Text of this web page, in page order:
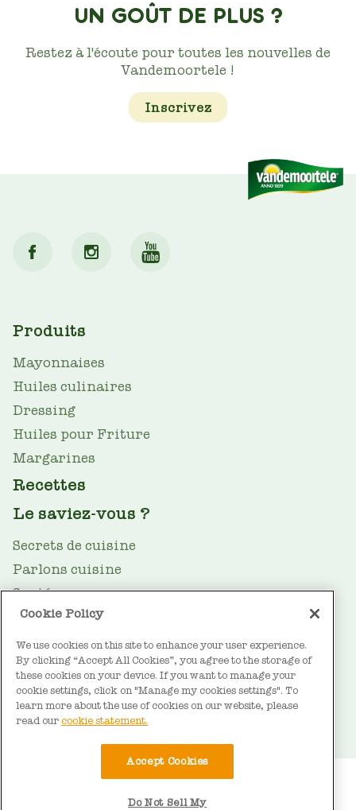
UN GOÛT DE PLUS ?
Restez à l'écoute pour toutes les nouvelles de
Vandemoortele !
Inscrivez
MAIN
NAV
Produits
Mayonnaises
Huiles culinaires
Dressing
Huiles pour Friture
Margarines
Recettes
Le saviez-vous ?
Secrets de cuisine
Parlons cuisine
Santé
Le guide des huiles
Durabilité
FOOTER
À propos de Vandemoortele
Contact
Conditions d'utilisation
Déclaration sur les cookies
Déclaration de confidentialité
Cookie Policy
We use cookies on this site to enhance your user experience.
By clicking “Accept All Cookies”, you agree to the storage of
these cookies on your device. If you want to manage your
cookie settings, click on "Manage my cookies settings". To
learn more about the use of cookies on our website, please
read our cookie statement.
Accept Cookies
Do Not Sell My